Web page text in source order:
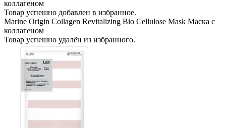
коллагеном
Товар успешно добавлен в избранное.
Marine Origin Collagen Revitalizing Bio Cellulose Mask Маска с
коллагеном
Товар успешно удалён из избранного.